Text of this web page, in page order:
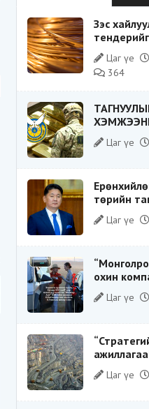
Зэс
Цаг үе
364
БУСААР
БАЙСАН
Цаг үе
төрийн
ирэхдээ
ёсныЦаг үе
охин
ХХК-ийн
ажиллаж
Цаг үе
Цаг үе